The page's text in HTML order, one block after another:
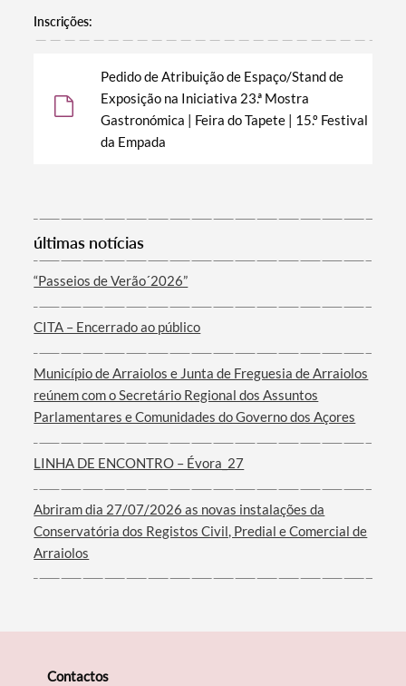
Categorias gerais
Filtros
Inscrições:
Pedido de Atribuição de Espaço/Stand de
Exposição na Iniciativa 23.ª Mostra
Gastronómica | Feira do Tapete | 15.º Festival
da Empada
últimas notícias
“Passeios de Verão´2026”
CITA – Encerrado ao público
Município de Arraiolos e Junta de Freguesia de Arraiolos
reúnem com o Secretário Regional dos Assuntos
Parlamentares e Comunidades do Governo dos Açores
LINHA DE ENCONTRO – Évora_27
Abriram dia 27/07/2026 as novas instalações da
Conservatória dos Registos Civil, Predial e Comercial de
Arraiolos
Contactos